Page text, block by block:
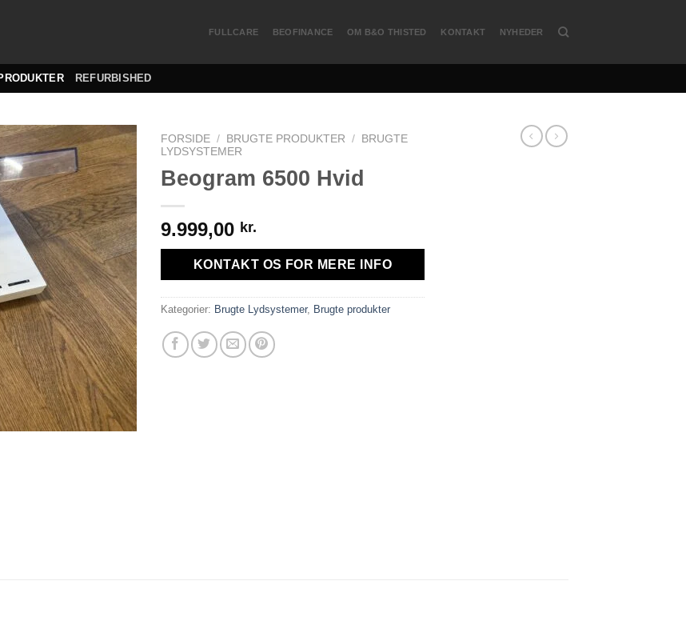
FULLCARE BEOFINANCE OM B&O THISTED KONTAKT NYHEDER
REFURBISHED
FORSIDE / BRUGTE PRODUKTER /
BRUGTE
LYDSYSTEMER
Beogram 6500 Hvid
9.999,00 kr.
KONTAKT OS FOR MERE INFO
Kategorier: Brugte Lydsystemer, Brugte produkter